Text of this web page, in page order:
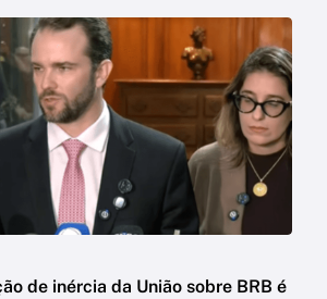
de inércia da União sobre BRB é